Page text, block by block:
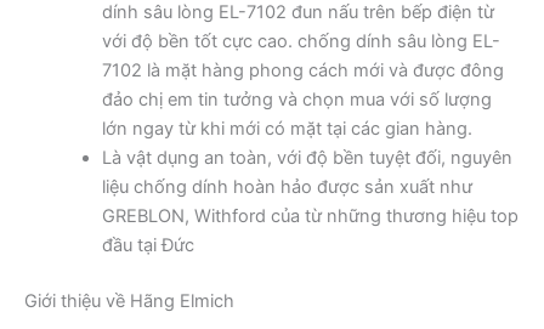
dính sâu lòng EL-7102 đun nấu trên bếp điện từ
với độ bền tốt cực cao. chống dính sâu lòng EL-
7102 là mặt hàng phong cách mới và được đông
đảo chị em tin tưởng và chọn mua với số lượng
lớn ngay từ khi mới có mặt tại các gian hàng.
Là vật dụng an toàn, với độ bền tuyệt đối, nguyên
liệu chống dính hoàn hảo được sản xuất như
GREBLON, Withford của từ những thương hiệu top
đầu tại Đức
Giới thiệu về Hãng Elmich